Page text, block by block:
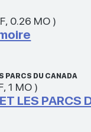
, 0.26 MO )
PARCS DU CANADA
,1 MO )
LES